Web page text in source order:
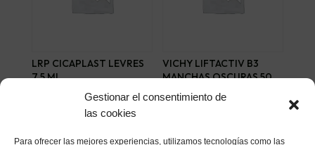
Gestionar el consentimiento de
las cookies
Para ofrecer las mejores experiencias, utilizamos tecnologías como las
LRP CICAPLAST LEVRES
7.5 ML
VICHY LIFTACTIV B3
MANCHAS OSCURAS 50
Añadir al carrito